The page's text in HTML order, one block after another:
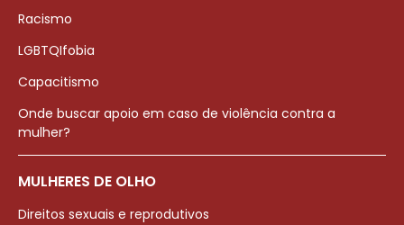
Racismo
LGBTQIfobia
Capacitismo
Onde buscar apoio em caso de violência contra a
mulher?
MULHERES DE OLHO
Direitos sexuais e reprodutivos